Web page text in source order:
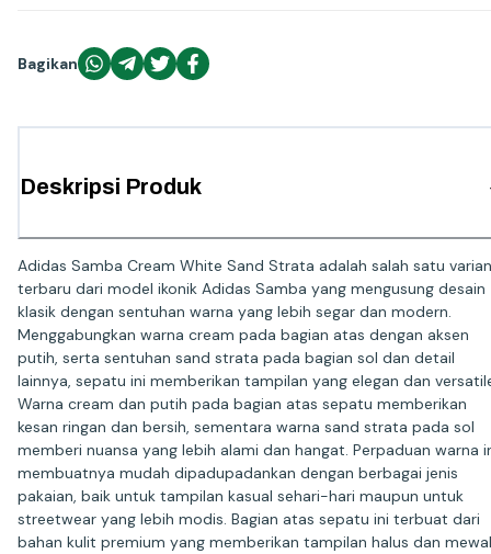
Bagikan
Deskripsi Produk
Adidas Samba Cream White Sand Strata adalah salah satu varian
terbaru dari model ikonik Adidas Samba yang mengusung desain
klasik dengan sentuhan warna yang lebih segar dan modern.
Menggabungkan warna cream pada bagian atas dengan aksen
putih, serta sentuhan sand strata pada bagian sol dan detail
lainnya, sepatu ini memberikan tampilan yang elegan dan
Warna cream dan putih pada bagian atas sepatu memberikan
kesan ringan dan bersih, sementara warna sand strata pada sol
memberi nuansa yang lebih alami dan hangat. Perpaduan warna
membuatnya mudah dipadupadankan dengan berbagai jenis
pakaian, baik untuk tampilan kasual sehari-hari maupun untuk
streetwear yang lebih modis. Bagian atas sepatu ini terbuat dari
bahan kulit premium yang memberikan tampilan halus dan